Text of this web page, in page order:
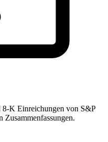
K Einreichungen von S&P
Zusammenfassungen.